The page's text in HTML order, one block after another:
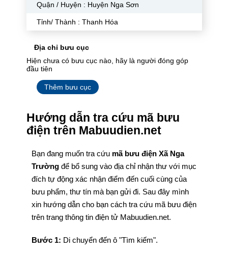
Quận / Huyện : Huyện Nga Sơn
Tỉnh/ Thành : Thanh Hóa
Địa chỉ bưu cục
Hiện chưa có bưu cục nào, hãy là người đóng góp
đầu tiên
Thêm bưu cục
Hướng dẫn tra cứu mã bưu
điện trên Mabuudien.net
Bạn đang muốn tra cứu mã bưu điện Xã Nga
Trường để bổ sung vào địa chỉ nhận thư với mục
đích tự động xác nhận điểm đến cuối cùng của
bưu phẩm, thư tín mà bạn gửi đi. Sau đây mình
xin hướng dẫn cho bạn cách tra cứu mã bưu điện
trên trang thông tin điện tử Mabuudien.net.
Bước 1: Di chuyển đến ô "Tìm kiếm".